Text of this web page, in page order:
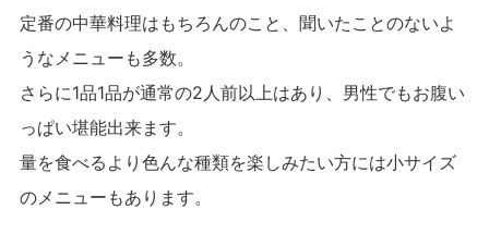
定番の中華料理はもちろんのこと、聞いたことのないよ
うなメニューも多数。
さらに1品1品が通常の2人前以上はあり、男性でもお腹い
っぱい堪能出来ます。
量を食べるより色んな種類を楽しみたい方には小サイズ
のメニューもあります。